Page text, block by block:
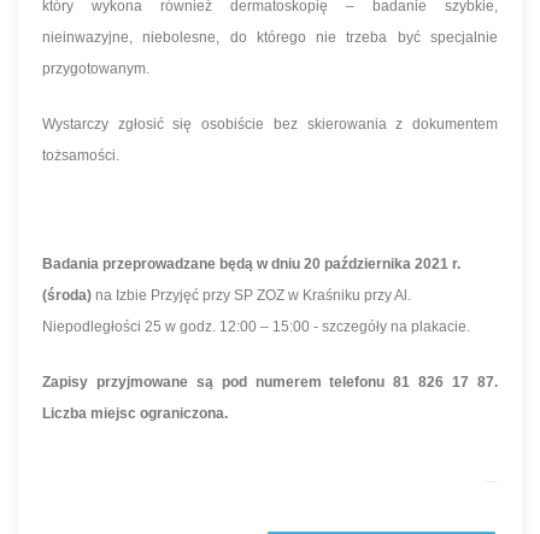
który wykona również dermatoskopię – badanie szybkie,
nieinwazyjne, niebolesne, do którego nie trzeba być specjalnie
przygotowanym.
Wystarczy zgłosić się osobiście bez skierowania z dokumentem
tożsamości.
Badania przeprowadzane będą w dniu 20 października 2021 r.
(środa) na Izbie Przyjęć przy SP ZOZ w Kraśniku przy Al.
Niepodległości 25 w godz. 12:00 – 15:00 - szczegóły na plakacie.
Zapisy przyjmowane są pod numerem telefonu 81 826 17 87.
Liczba miejsc ograniczona.